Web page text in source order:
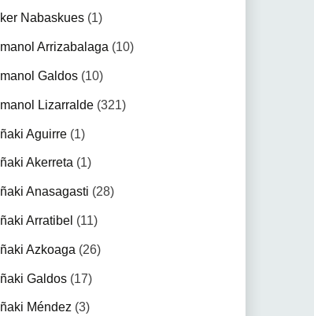
Iker Nabaskues(1)
Imanol Arrizabalaga (10)
Imanol Galdos(10)
Imanol Lizarralde(321)
Iñaki Aguirre(1)
Iñaki Akerreta(1)
Iñaki Anasagasti (28)
Iñaki Arratibel (11)
Iñaki Azkoaga (26)
Iñaki Galdos(17)
Iñaki Méndez(3)